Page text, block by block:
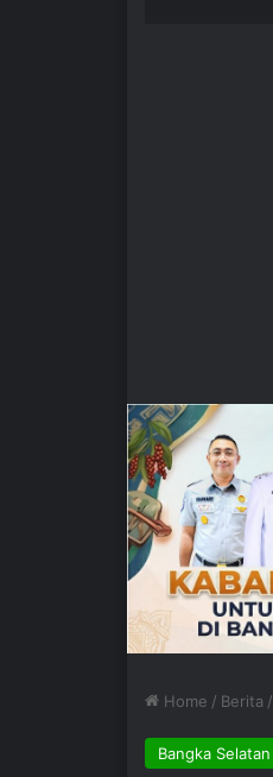
Home / Berita /
Bangka Selatan